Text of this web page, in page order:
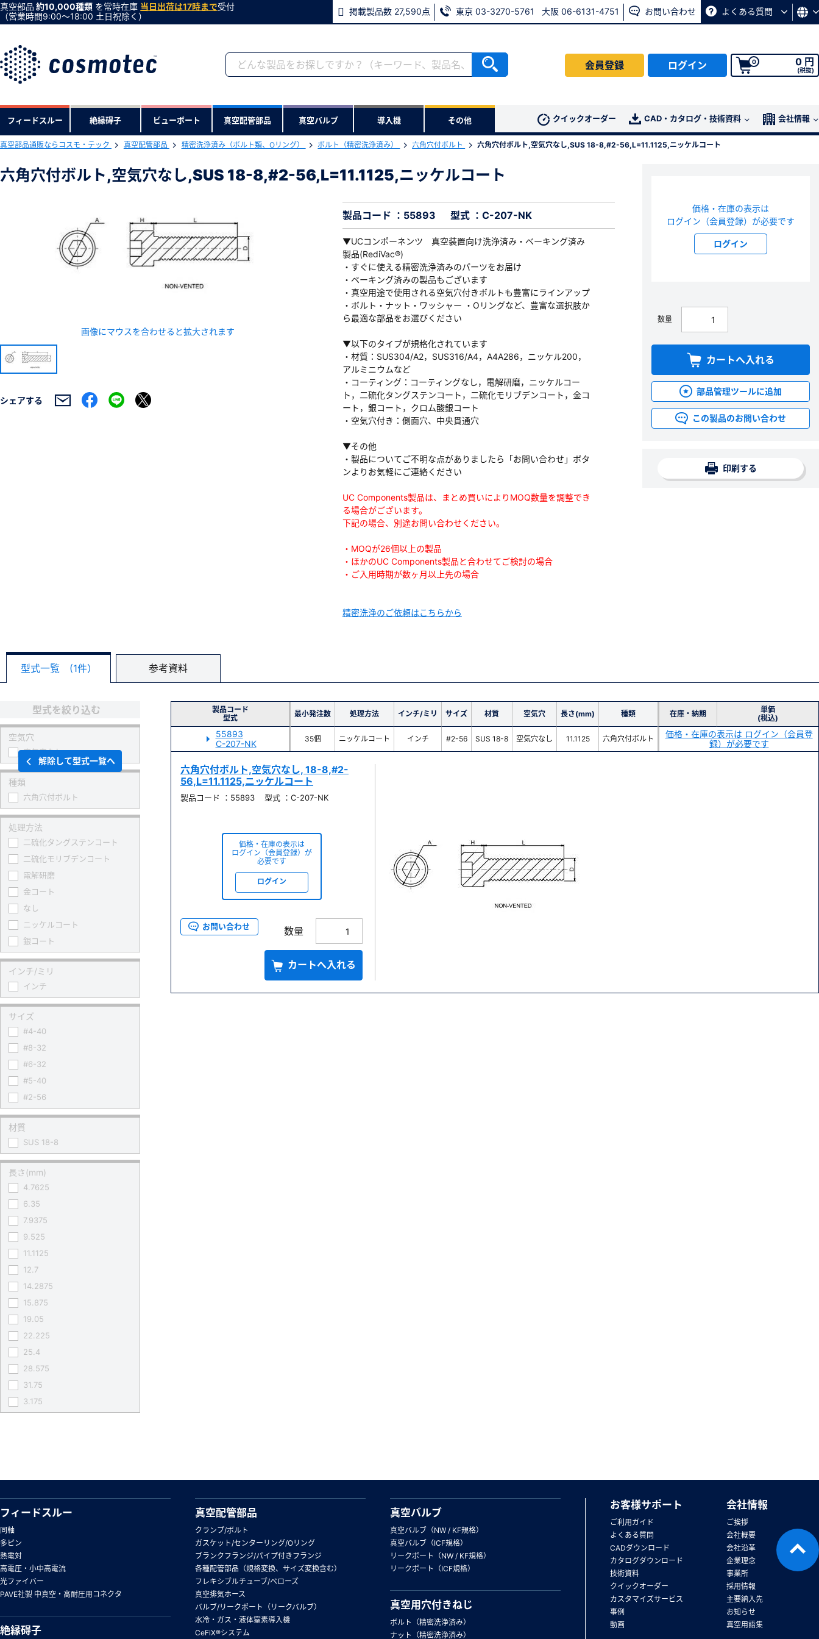
真空部品 約10,000種類 を常時在庫 当日出荷は17時まで受付
（営業時間9:00〜18:00 土日祝除く）
掲載製品数 27,590点 東京 03-3270-5761 大阪 06-6131-4751 お問い合わせ よくある質問
会員登録 ログイン 0 0 円
(税抜)
フィードスルー 絶縁碍子 ビューポート 真空配管部品 真空バルブ 導入機 その他 クイックオーダー CAD・カタログ・技術資料 会社情報
真空部品通販ならコスモ・テック 真空配管部品 精密洗浄済み（ボルト類、Oリング） ボルト（精密洗浄済み） 六角穴付ボルト 六角穴付ボルト,空気穴なし,SUS 18-8,#2-56,L=11.1125,ニッケルコート
六角穴付ボルト,空気穴なし,SUS 18-8,#2-56,L=11.1125,ニッケルコート
画像にマウスを合わせると拡大されます
シェアする
製品コード ：55893 型式 ：C-207-NK
▼UCコンポーネンツ 真空装置向け洗浄済み・ベーキング済み
製品(RediVac®)
・すぐに使える精密洗浄済みのパーツをお届け
・ベーキング済みの製品もございます
・真空用途で使用される空気穴付きボルトも豊富にラインアップ
・ボルト・ナット・ワッシャー ・Oリングなど、豊富な選択肢か
ら最適な部品をお選びください
▼以下のタイプが規格化されています
・材質：SUS304/A2，SUS316/A4，A4A286，ニッケル200，
アルミニウムなど
・コーティング：コーティングなし，電解研磨，ニッケルコー
ト，二硫化タングステンコート，二硫化モリブデンコート，金コ
ート，銀コート，クロム酸銀コート
・空気穴付き：側面穴、中央貫通穴
▼その他
・製品についてご不明な点がありましたら「お問い合わせ」ボタ
ンよりお気軽にご連絡ください
UC Components製品は、まとめ買いによりMOQ数量を調整でき
る場合がございます。
下記の場合、別途お問い合わせください。
・MOQが26個以上の製品
・ほかのUC Components製品と合わせてご検討の場合
・ご入用時期が数ヶ月以上先の場合
精密洗浄のご依頼はこちらから
価格・在庫の表示は
ログイン（会員登録）が必要です
ログイン
数量
カートへ入れる
部品管理ツールに追加
この製品のお問い合わせ
印刷する
型式一覧 (1件） 参考資料
製品コード
型式
最小発注数 処理方法 インチ/ミリ サイズ 材質 空気穴 長さ(mm) 種類 在庫・納期
単価
(税込)
55893
C-207-NK
35個 ニッケルコート インチ #2-56 SUS 18-8 空気穴なし 11.1125 六角穴付ボルト
価格・在庫の表示は ログイン（会員登
録）が必要です
六角穴付ボルト,空気穴なし, 18-8,#2-
56,L=11.1125,ニッケルコート
製品コード ：55893 型式 ：C-207-NK
価格・在庫の表示は
ログイン（会員登録）が
必要です
ログイン
お問い合わせ 数量
カートへ入れる
型式を絞り込む
空気穴
空気穴なし
種類
六角穴付ボルト
処理方法
二硫化タングステンコート
二硫化モリブデンコート
電解研磨
金コート
なし
ニッケルコート
銀コート
インチ/ミリ
インチ
サイズ
#4-40
#8-32
#6-32
#5-40
#2-56
材質
SUS 18-8
長さ(mm)
4.7625
6.35
7.9375
9.525
11.1125
12.7
14.2875
15.875
19.05
22.225
25.4
28.575
31.75
3.175
解除して型式一覧へ
下記製品のRoHS2適合報告書のダウンロードをします。
ダウンロードする
フィードスルー
同軸
多ピン
熱電対
高電圧・小中高電流
光ファイバー
PAVE社製 中真空・高耐圧用コネクタ
絶縁碍子
真空配管部品
クランプ/ボルト
ガスケット/センターリング/Oリング
ブランクフランジ/パイプ付きフランジ
各種配管部品（規格変換、サイズ変換含む）
フレキシブルチューブ/ベローズ
真空排気ホース
バルブ/リークポート（リークバルブ）
水冷・ガス・液体窒素導入機
CeFiX®システム
真空バルブ
真空バルブ（NW / KF規格）
真空バルブ（ICF規格）
リークポート（NW / KF規格）
リークポート（ICF規格）
真空用穴付きねじ
ボルト（精密洗浄済み）
ナット（精密洗浄済み）
お客様サポート
ご利用ガイド
よくある質問
CADダウンロード
カタログダウンロード
技術資料
クイックオーダー
カスタマイズサービス
事例
動画
会社情報
ご挨拶
会社概要
会社沿革
企業理念
事業所
採用情報
主要納入先
お知らせ
真空用語集
会員登録がお済みでない方
会員登録をすれば、便利な機能がご利用いただけます。
※新規会員登録をお申し込み頂いてから本登録となるまで、数日間かかる場合があります。
会員の方はこちら
※メールアドレスを忘れた方は、
よりお問い合わせください